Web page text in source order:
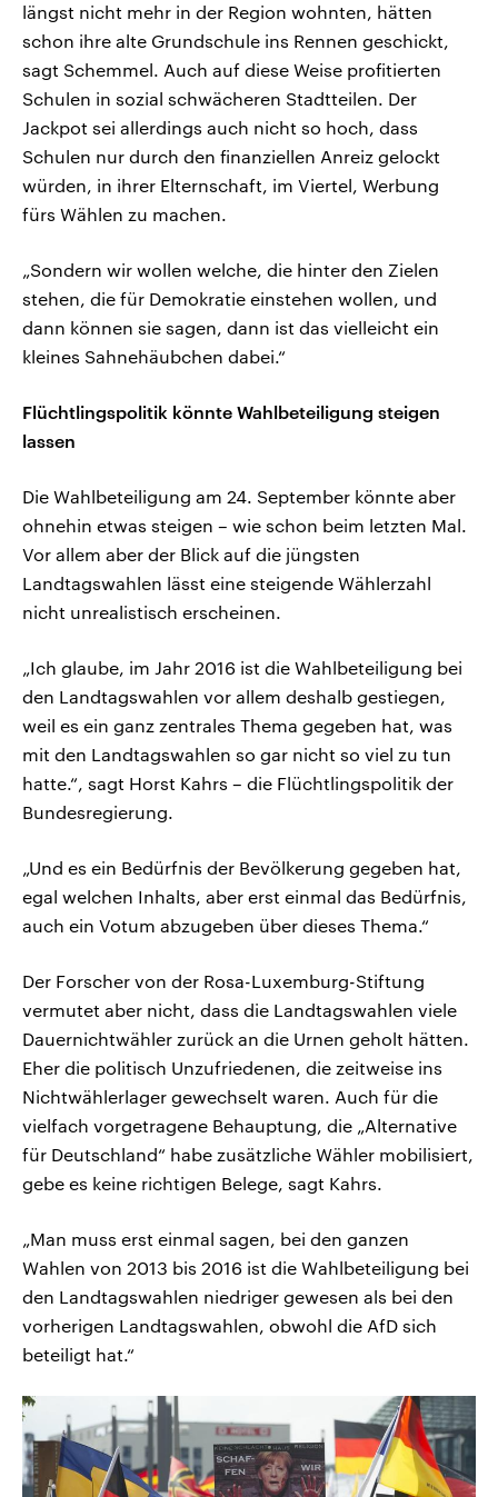
längst nicht mehr in der Region wohnten, hätten
schon ihre alte Grundschule ins Rennen geschickt,
sagt Schemmel. Auch auf diese Weise profitierten
Schulen in sozial schwächeren Stadtteilen. Der
Jackpot sei allerdings auch nicht so hoch, dass
Schulen nur durch den finanziellen Anreiz gelockt
würden, in ihrer Elternschaft, im Viertel, Werbung
fürs Wählen zu machen.
„Sondern wir wollen welche, die hinter den Zielen
stehen, die für Demokratie einstehen wollen, und
dann können sie sagen, dann ist das vielleicht ein
kleines Sahnehäubchen dabei.“
Flüchtlingspolitik könnte Wahlbeteiligung steigen
lassen
Die Wahlbeteiligung am 24. September könnte aber
ohnehin etwas steigen – wie schon beim letzten Mal.
Vor allem aber der Blick auf die jüngsten
Landtagswahlen lässt eine steigende Wählerzahl
nicht unrealistisch erscheinen.
„Ich glaube, im Jahr 2016 ist die Wahlbeteiligung bei
den Landtagswahlen vor allem deshalb gestiegen,
weil es ein ganz zentrales Thema gegeben hat, was
mit den Landtagswahlen so gar nicht so viel zu tun
hatte.“, sagt Horst Kahrs – die Flüchtlingspolitik der
Bundesregierung.
„Und es ein Bedürfnis der Bevölkerung gegeben hat,
egal welchen Inhalts, aber erst einmal das Bedürfnis,
auch ein Votum abzugeben über dieses Thema.“
Der Forscher von der Rosa-Luxemburg-Stiftung
vermutet aber nicht, dass die Landtagswahlen viele
Dauernichtwähler zurück an die Urnen geholt hätten.
Eher die politisch Unzufriedenen, die zeitweise ins
Nichtwählerlager gewechselt waren. Auch für die
vielfach vorgetragene Behauptung, die „Alternative
für Deutschland“ habe zusätzliche Wähler mobilisiert,
gebe es keine richtigen Belege, sagt Kahrs.
„Man muss erst einmal sagen, bei den ganzen
Wahlen von 2013 bis 2016 ist die Wahlbeteiligung bei
den Landtagswahlen niedriger gewesen als bei den
vorherigen Landtagswahlen, obwohl die AfD sich
beteiligt hat.“